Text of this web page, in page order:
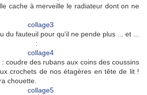
cache à merveille le radiateur dont on ne
du fauteuil pour qu'il ne pende plus ... et ...
:
: coudre des rubans aux coins des coussins
crochets de nos étagères en tête de lit !
chouette.